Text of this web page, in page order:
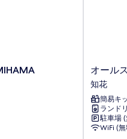
オ
ー
ル
ス
テ
イ
知
オール
知花
簡易キ
ランド
駐車場
WiFi (